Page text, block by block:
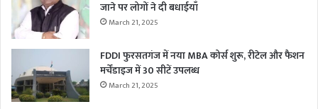
जाने पर लोगों ने दी बधाईयाँ
March 21, 2025
FDDI फुरसतगंज में नया MBA कोर्स शुरू, रीटेल और फैशन
मर्चेंडाइज में 30 सीटें उपलब्ध
March 21, 2025